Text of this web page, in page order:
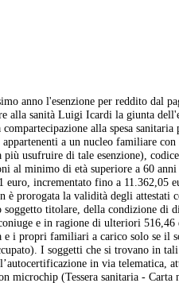
anno l'esenzione per reddito dal
alla sanità Luigi Icardi la giunta
alla spesa
a un nucleo familiare
usufruire di tale esenzione),
al minimo di età superiore a 60
incrementato fino a 11.362,05
prorogata la validità degli attestati
titolare, della condizione di
e in ragione di ulteriori
i propri familiari a carico solo se il
I soggetti che si trovano in
in via telematica,
microchip (Tessera sanitaria -